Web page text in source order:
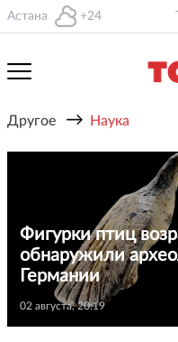
Астана +24
Другое → Наука
Фигурки птиц
обнаружили
Германии
02 августа, 20:19